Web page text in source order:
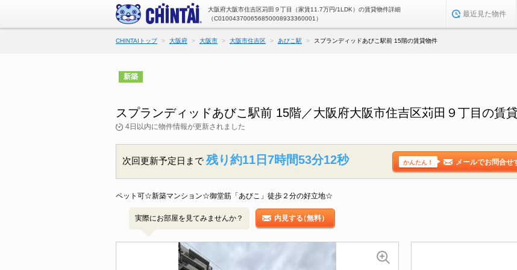
大阪府大阪市住吉区苅田９丁目（家賃11.7万円/1LDK）の賃貸物件詳細
（C010043700656850008933360001）
最近見た物件
CHINTAIトップ 大阪府 大阪市 大阪市住吉区 あびこ駅 スプランディッドあびこ駅前 15階の賃貸物件
新築
スプランディッドあびこ駅前 15階／大阪府大阪市住吉区苅田９丁目の賃
4日以内に物件情報が更新されました
次回更新予定日まで 残り約11日7時間53分11秒 かんたん！ メールでお問合せ
ペット可☆新築マンション☆御堂筋「あびこ」徒歩２分の好立地☆
実際にお部屋を見てみませんか？ 内見する（無料）